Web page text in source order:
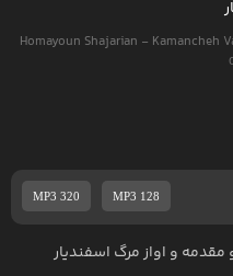
Homayoun Shajarian - Kamancheh
MP3 320 MP3 128
و اواز مرگ اسفندیار